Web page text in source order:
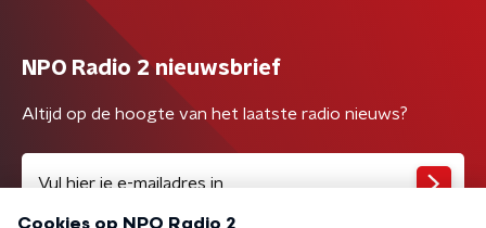
NPO Radio 2 nieuwsbrief
Altijd op de hoogte van het laatste radio nieuws?